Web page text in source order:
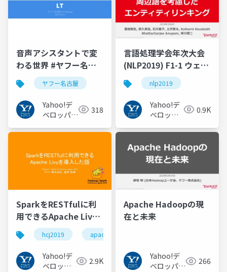
音声アシスタントで変
わる世界 #ヤフー名古
屋
ヤフー名古屋
Yahoo!デ
ベロッパー
ク
318
言語処理学会年次大会
(NLP2019) F1-1 ウェブ
検索クエリに対する周
辺語を考慮した教師な
しエンティティリンキ
ング #nlp2019
nlp2019
Yahoo!デ
ベロッパ
ワーク
0.9K
SparkをRESTfulに利
用できるApache Livy
を導入した話 #hcj2019
#ApacheSpark
#ApacheLivy
hcj2019 apachespark
Yahoo!デ
ベロッパ
2.9K
Apache Hadoopの現
在と未来
Yahoo!デ
ベロッパー
266